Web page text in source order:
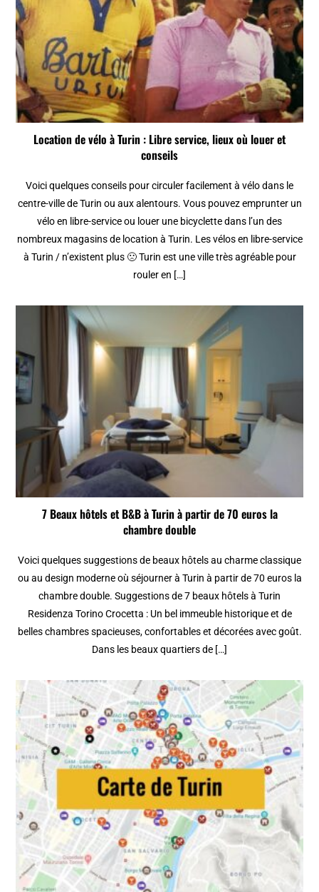
Location de vélo à Turin : Libre service, lieux où louer et
conseils
Voici quelques conseils pour circuler facilement à vélo dans le
centre-ville de Turin ou aux alentours. Vous pouvez emprunter un
vélo en libre-service ou louer une bicyclette dans l’un des
nombreux magasins de location à Turin. Les vélos en libre-service
à Turin / n’existent plus 🙁 Turin est une ville très agréable pour
rouler en […]
7 Beaux hôtels et B&B à Turin à partir de 70 euros la
chambre double
Voici quelques suggestions de beaux hôtels au charme classique
ou au design moderne où séjourner à Turin à partir de 70 euros la
chambre double. Suggestions de 7 beaux hôtels à Turin
Residenza Torino Crocetta : Un bel immeuble historique et de
belles chambres spacieuses, confortables et décorées avec goût.
Dans les beaux quartiers de […]